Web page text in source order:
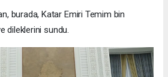
burada, Katar Emiri Temim bin
dileklerini sundu.